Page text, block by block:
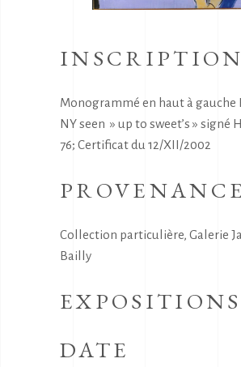
Monogrammé en haut à gauche
NY seen » up to sweet’s » signé
76; Certificat du 12/XII/2002
PROVENANCE
Collection particulière, Galerie
Bailly
EXPOSITIONS
DATE